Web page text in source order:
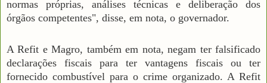
normas próprias, análises técnicas e deliberação dos
órgãos competentes", disse, em nota, o governador.
A Refit e Magro, também em nota, negam ter falsificado
declarações fiscais para ter vantagens fiscais ou ter
fornecido combustível para o crime organizado. A Refit